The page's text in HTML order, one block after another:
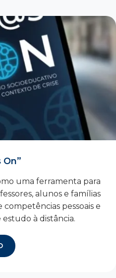
On”
uma ferramenta para
alunos e famílias
pessoais e
estudo à distância.